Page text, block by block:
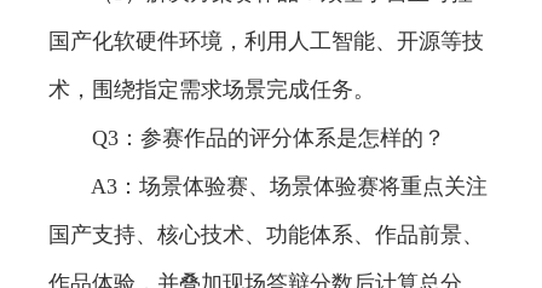
国产化软硬件环境，利用人工智能、开源等技
术，围绕指定需求场景完成任务。
Q3：参赛作品的评分体系是怎样的？
A3：场景体验赛、场景体验赛将重点关注
国产支持、核心技术、功能体系、作品前景、